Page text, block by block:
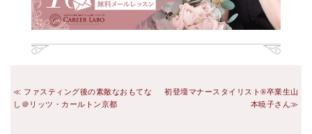
ファスティング後の素敵なおもてな
し＠リッツ・カールトン京都
初登壇マナースタイリスト®︎卒業生山
本暁子さん